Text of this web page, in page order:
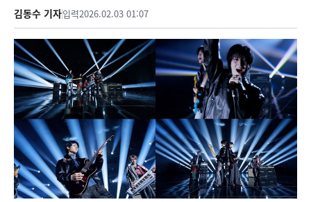
김동수 기자입력2026.02.03 01:07